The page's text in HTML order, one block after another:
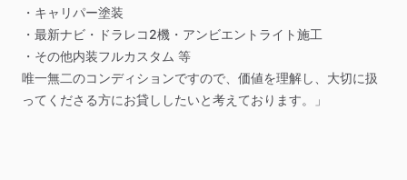
・キャリパー塗装
・最新ナビ・ドラレコ2機・アンビエントライト施工
・その他内装フルカスタム 等
唯一無二のコンディションですので、価値を理解し、大切に扱
ってくださる方にお貸ししたいと考えております。」